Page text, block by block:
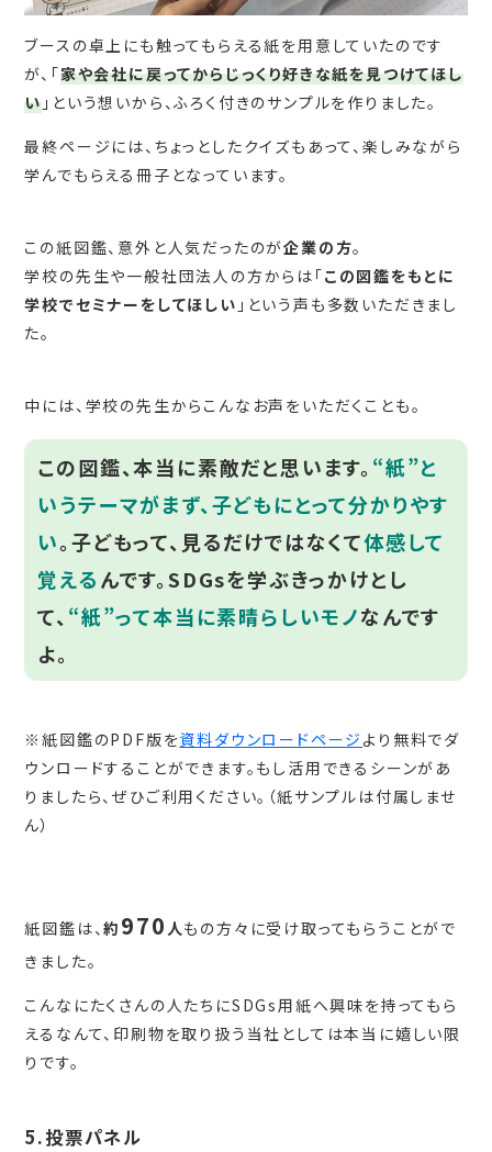
ブースの卓上にも触ってもらえる紙を用意していたのです
が、「家や会社に戻ってからじっくり好きな紙を見つけてほし
い 」という想いから、ふろく付きのサンプルを作りました。
最終ページには、ちょっとしたクイズもあって、楽しみながら
学んでもらえる冊子となっています。
この紙図鑑、意外と人気だったのが企業の方。
学校の先生や一般社団法人の方からは「この図鑑をもとに
学校でセミナーをしてほしい 」という声も多数いただきまし
た。
中には、学校の先生からこんなお声をいただくことも。
この図鑑、本当に素敵だと思います。“紙”と
いうテーマがまず、子どもにとって分かりやす
い。子どもって、見るだけではなくて体感して
覚えるんです。SDGsを学ぶきっかけとし
て、“紙”って本当に素晴らしいモノなんです
よ。
※紙図鑑のPDF版を資料ダウンロードページ より無料でダ
ウンロードすることができます。もし活用できるシーンがあ
りましたら、ぜひご利用ください。（紙サンプルは付属しませ
ん）
紙図鑑は、約 970人もの方々に受け取ってもらうことがで
きました。
こんなにたくさんの人たちにSDGs用紙へ興味を持ってもら
えるなんて、印刷物を取り扱う当社としては本当に嬉しい限
りです。
5.投票パネル